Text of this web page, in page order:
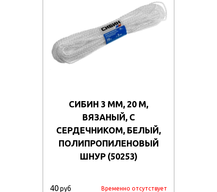
СИБИН 3 ММ, 20 М,
ВЯЗАНЫЙ, С
СЕРДЕЧНИКОМ, БЕЛЫЙ,
ПОЛИПРОПИЛЕНОВЫЙ
ШНУР (50253)
40руб Временно отсутствует